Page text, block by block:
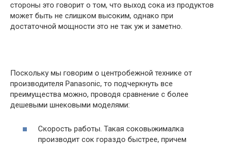
стороны это говорит о том, что выход сока из продуктов
может быть не слишком высоким, однако при
достаточной мощности это не так уж и заметно.
Поскольку мы говорим о центробежной технике от
производителя Panasonic, то подчеркнуть все
преимущества можно, проводя сравнение с более
дешевыми шнековыми моделями:
Скорость работы. Такая соковыжималка
производит сок гораздо быстрее, причем